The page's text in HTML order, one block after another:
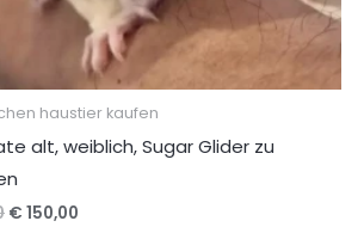
haustier kaufen
alt, weiblich, Sugar Glider zu
Ursprünglicher
€ 150,00